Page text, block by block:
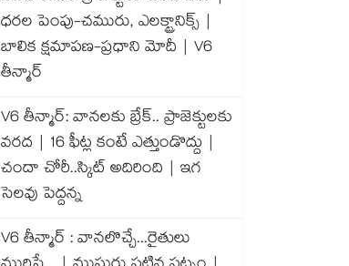
ధరల పెంపు-చమురు, ఎలక్ట్రానిక్స్ |
బాలిక క్షమాపణ-ప్రధాని మోదీ | V6
తీన్మార్
V6 తీన్మార్: వానలకు బ్రేక్.. ప్రాజెక్టులకు
వరద | 16 ఫీట్ల కంటే ఎత్తుండొద్దు |
చందా చోరీ..స్కిట్ అదిరింది | ఇగ
సెలవు పెద్దన్న
V6 తీన్మార్ : వానలొచ్చే...రైతులు